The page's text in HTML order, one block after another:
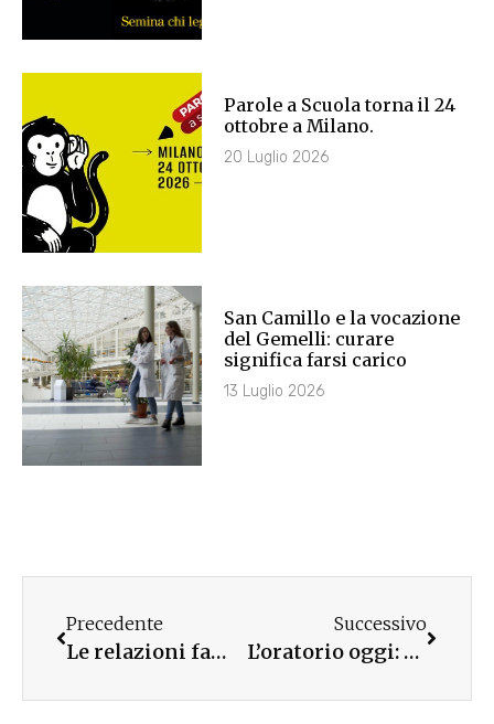
Parole a Scuola torna il 24
ottobre a Milano.
20 Luglio 2026
San Camillo e la vocazione
del Gemelli: curare
significa farsi carico
13 Luglio 2026
Precedente
Le relazioni familiari al tempo della rete: un convegno a Catanzaro
Successivo
L’oratorio oggi: se ne parla al cine-teatro di Bareggio